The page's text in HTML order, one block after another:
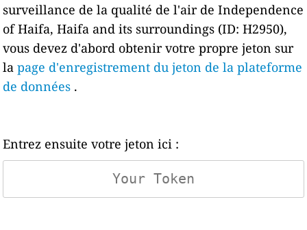
surveillance de la qualité de l'air de Independence
of Haifa, Haifa and its surroundings (ID: H2950),
vous devez d'abord obtenir votre propre jeton sur
lapage d'enregistrement du jeton de la plateforme
de données .
Entrez ensuite votre jeton ici :